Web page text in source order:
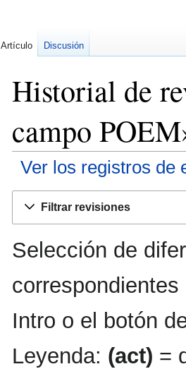
Historial de
campo
Ver los registros de
navegación
búsqueda
Filtrar revisiones
Selección de
Intro o el botón
Leyenda: (act) =
Artículo Discusión